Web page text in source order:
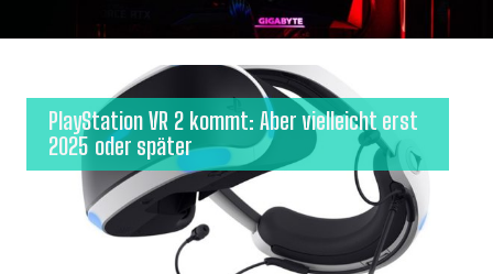
PlayStation VR 2 kommt: Aber vielleicht erst
2025 oder später